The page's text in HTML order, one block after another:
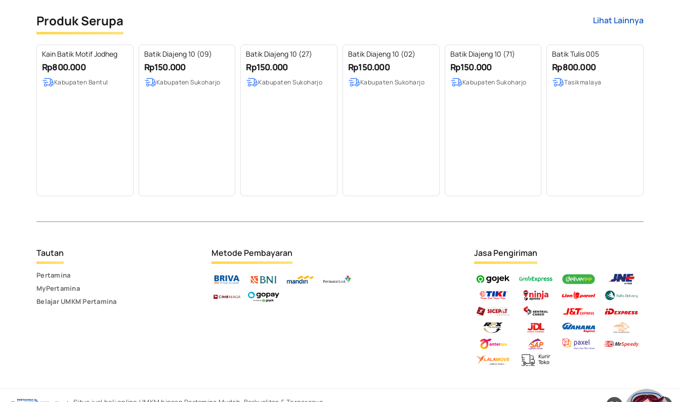
Produk Serupa Lihat Lainnya
Kain Batik Motif Jodheg
Rp800.000
Kabupaten Bantul
Batik Diajeng 10 (09)
Rp150.000
Kabupaten Sukoharjo
Batik Diajeng 10 (27)
Rp150.000
Kabupaten Sukoharjo
Batik Diajeng 10 (02)
Rp150.000
Kabupaten Sukoharjo
Batik Diajeng 10 (71)
Rp150.000
Kabupaten Sukoharjo
Batik Tulis 005
Rp800.000
Tasikmalaya
Tautan
Pertamina
MyPertamina
Belajar UMKM Pertamina
Metode Pembayaran Jasa Pengiriman